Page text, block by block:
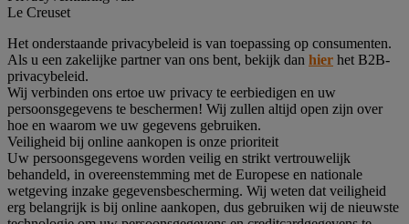
Le Creuset
Het onderstaande privacybeleid is van toepassing op consumenten.
Als u een zakelijke partner van ons bent, bekijk dan hier het B2B-
privacybeleid.
Wij verbinden ons ertoe uw privacy te eerbiedigen en uw
persoonsgegevens te beschermen! Wij zullen altijd open zijn over
hoe en waarom we uw gegevens gebruiken.
Veiligheid bij online aankopen is onze prioriteit
Uw persoonsgegevens worden veilig en strikt vertrouwelijk
behandeld, in overeenstemming met de Europese en nationale
wetgeving inzake gegevensbescherming. Wij weten dat veiligheid
erg belangrijk is bij online aankopen, dus gebruiken wij de nieuwste